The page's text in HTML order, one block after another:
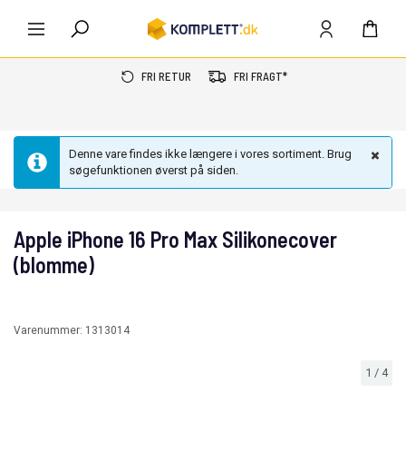
FRI RETUR FRI FRAGT*
Denne vare findes ikke længere i vores sortiment. Brug
søgefunktionen øverst på siden.
1 / 4
Apple iPhone 16 Pro Max Silikonecover
(blomme)
Varenummer: 1313014